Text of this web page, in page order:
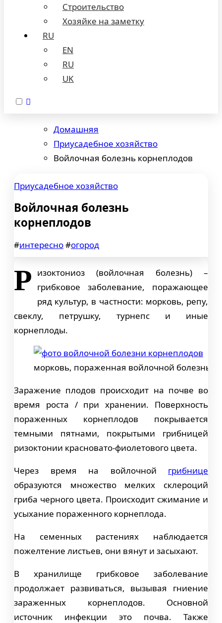
Строительство
Хозяйке на заметку
RU
EN
RU
UK
Домашняя
Приусадебное хозяйство
Войлочная болезнь корнеплодов
Приусадебное хозяйство
Войлочная болезнь
корнеплодов
#интересно#огород
Р изоктониоз (войлочная болезнь) –
грибковое заболевание, поражающее
ряд культур, в частности: морковь, репу,
свеклу, петрушку, турнепс и иные
корнеплоды.
морковь, пораженная войлочной болезнью
Заражение плодов происходит на почве во
время роста / при хранении. Поверхность
пораженных корнеплодов покрывается
темными пятнами, покрытыми грибницей
ризоктонии красновато-фиолетового цвета.
Через время на войлочной грибнице
образуются множество мелких склероций
гриба черного цвета. Происходит сжимание и
усыхание пораженного корнеплода.
На семенных растениях наблюдается
пожелтение листьев, они вянут и засыхают.
В хранилище грибковое заболевание
продолжает развиваться, вызывая гниение
зараженных корнеплодов. Основной
источник инфекции это почва. Также